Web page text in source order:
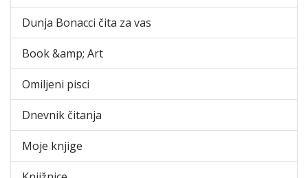
Dunja Bonacci čita za vas
Book &amp; Art
Omiljeni pisci
Dnevnik čitanja
Moje knjige